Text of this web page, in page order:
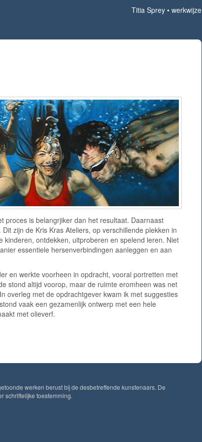
Titia Sprey
werkwijze
proces is belangrjiker dan het resultaat. Daarnaast
zijn de Kris Kras Ateliers, op verschillende plekken in
ontdekken, uitproberen en spelend leren. Niet
essentiele hersenverbindingen aanleggen en aan
en werkte voorheen in opdracht, vooral portretten met
stond altijd voorop, maar de ruimte eromheen was net
overleg met de opdrachtgever kwam ik met suggesties
vaak een gezamenlijk ontwerp met een hele
met olieverf.
werken berust bij de desbetreffende kunstenaars. De
schriftelijke toestemming.